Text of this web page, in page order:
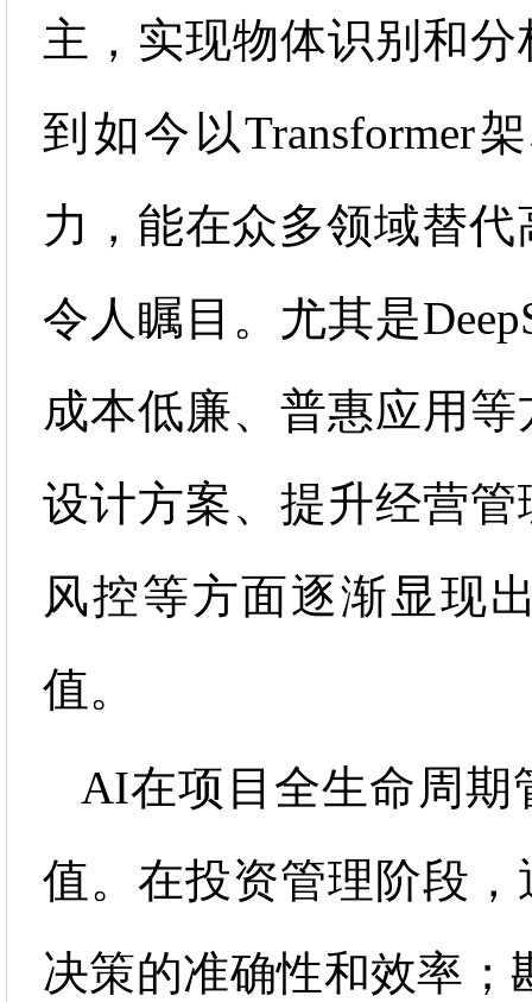
主，实现物体识别和
到如今以Transformer
力，能在众多领域替
令人瞩目。尤其是
成本低廉、普惠应用
设计方案、提升经营
风控等方面逐渐显现
值。
AI在项目全生命周期
值。在投资管理阶段
决策的准确性和效率；